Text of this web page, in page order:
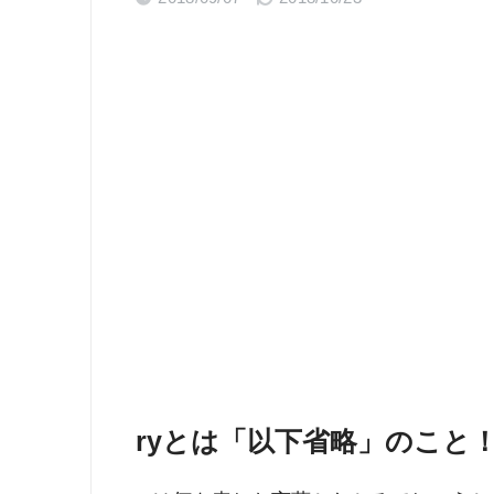
ryとは「以下省略」のこと